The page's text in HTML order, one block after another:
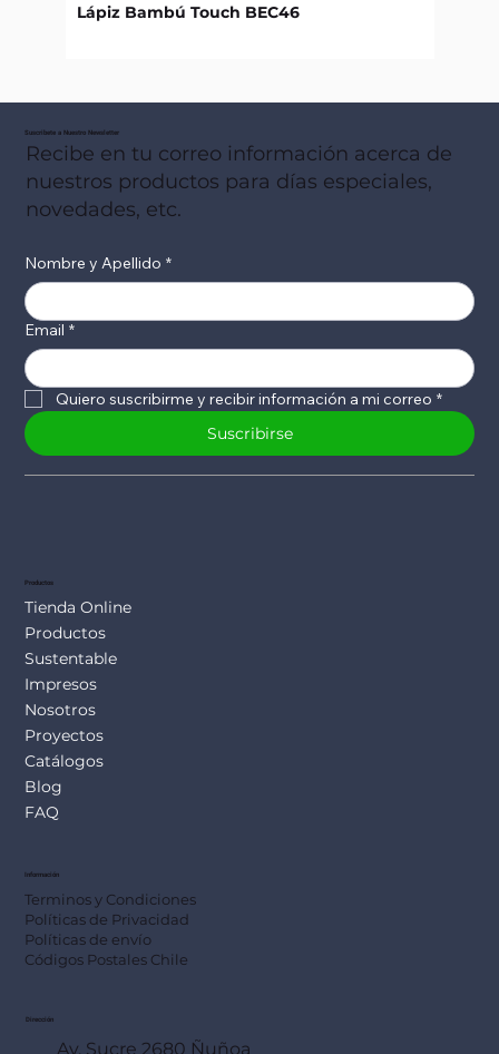
Lápiz Bambú Touch BEC46
Suscribete a Nuestro Newsletter
Recibe en tu correo información acerca de
nuestros productos para días especiales,
novedades, etc.
Nombre y Apellido *
Email *
Quiero suscribirme y recibir información a mi correo *
Suscribirse
Productos
Tienda Online
Productos
Sustentable
Impresos
Nosotros
Proyectos
Catálogos
Blog
FAQ
Información
Terminos y Condiciones
Políticas de Privacidad
Políticas de envío
Códigos Postales Chile
Dirección
Av. Sucre 2680 Ñuñoa